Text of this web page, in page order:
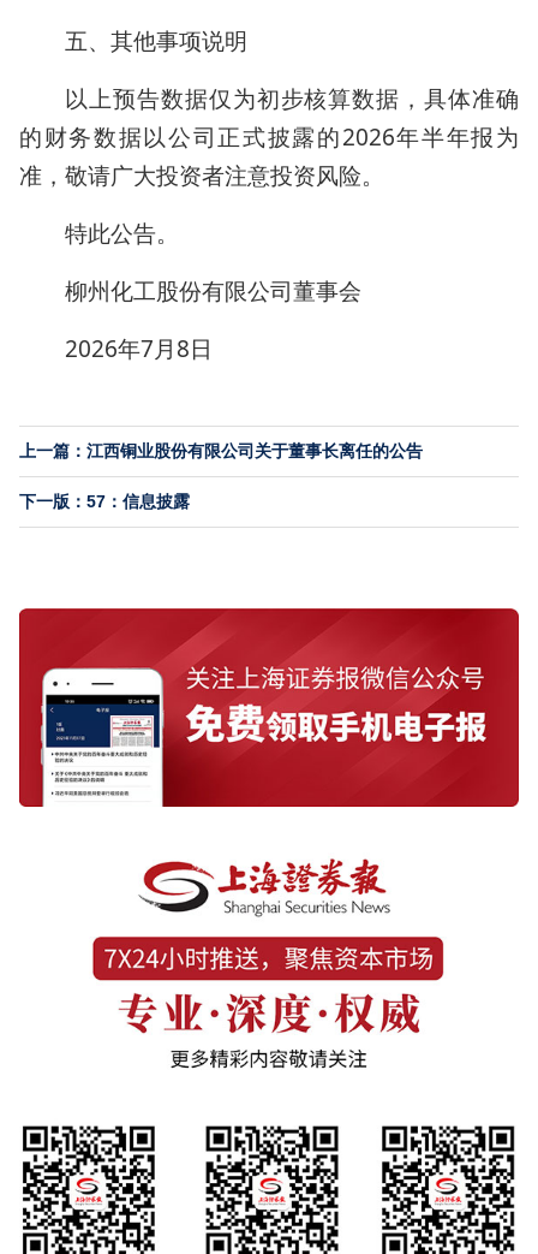
五、其他事项说明
以上预告数据仅为初步核算数据，具体准确
的财务数据以公司正式披露的2026年半年报为
准，敬请广大投资者注意投资风险。
特此公告。
柳州化工股份有限公司董事会
2026年7月8日
上一篇：江西铜业股份有限公司关于董事长离任的公告
下一版：57：信息披露